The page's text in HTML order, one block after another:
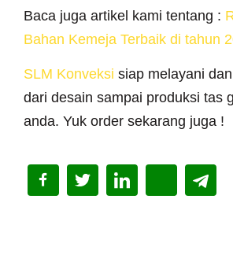
Baca juga artikel kami tentang :
Bahan Kemeja Terbaik di tahun
SLM Konveksi siap melayani
dari desain sampai produksi tas
anda. Yuk order sekarang juga !